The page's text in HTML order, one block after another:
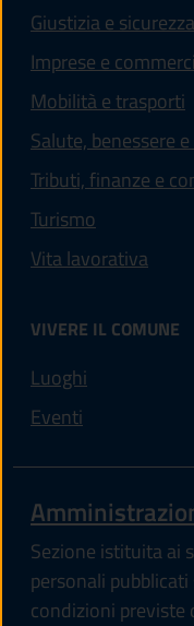
Giustizia e
Imprese e
Mobilità e trasporti
Salute, benessere
Tributi, finanze e
Turismo
Vita lavorativa
VIVERE IL COMUNE
Luoghi
Eventi
Sezione istituita ai
personali
condizioni previste